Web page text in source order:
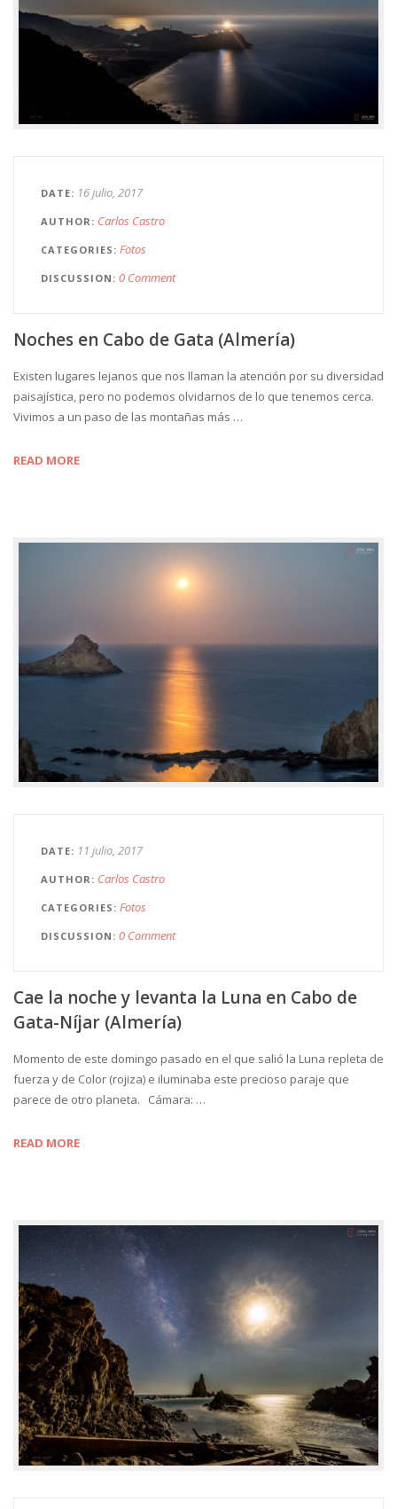
DATE 16 julio, 2017
AUTHOR Carlos Castro
CATEGORIES Fotos
DISCUSSION 0 Comment
Noches en Cabo de Gata (Almería)
Existen lugares lejanos que nos llaman la atención por su diversidad
paisajística, pero no podemos olvidarnos de lo que tenemos cerca.
Vivimos a un paso de las montañas más …
READ MORE
DATE 11 julio, 2017
AUTHOR Carlos Castro
CATEGORIES Fotos
DISCUSSION 0 Comment
Cae la noche y levanta la Luna en Cabo de
Gata-Níjar (Almería)
Momento de este domingo pasado en el que salió la Luna repleta de
fuerza y de Color (rojiza) e iluminaba este precioso paraje que
parece de otro planeta. Cámara: …
READ MORE